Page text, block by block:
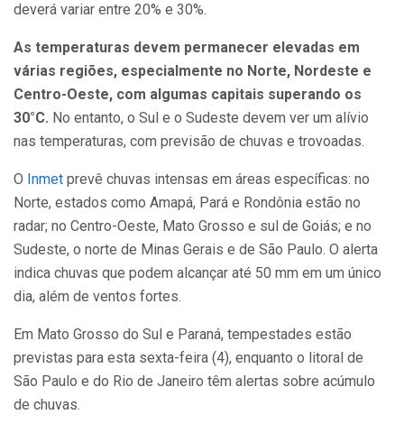
deverá variar entre 20% e 30%.
As temperaturas devem permanecer elevadas em
várias regiões, especialmente no Norte, Nordeste e
Centro-Oeste, com algumas capitais superando os
30°C. No entanto, o Sul e o Sudeste devem ver um alívio
nas temperaturas, com previsão de chuvas e trovoadas.
O Inmet prevê chuvas intensas em áreas específicas: no
Norte, estados como Amapá, Pará e Rondônia estão no
radar; no Centro-Oeste, Mato Grosso e sul de Goiás; e no
Sudeste, o norte de Minas Gerais e de São Paulo. O alerta
indica chuvas que podem alcançar até 50 mm em um único
dia, além de ventos fortes.
Em Mato Grosso do Sul e Paraná, tempestades estão
previstas para esta sexta-feira (4), enquanto o litoral de
São Paulo e do Rio de Janeiro têm alertas sobre acúmulo
de chuvas.